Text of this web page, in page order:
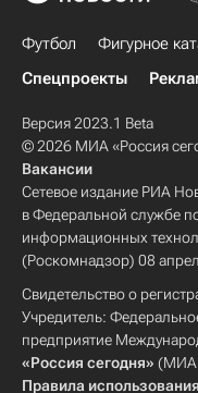
Футбол Фигурное
Спецпроекты
Версия 2023.1 Beta
© 2026 МИА «Россия
Вакансии
Сетевое издание РИА
в Федеральной службе
информационных
(Роскомнадзор) 08
Свидетельство о
Учредитель:
предприятие
«Россия сегодня» (МИА
Правила